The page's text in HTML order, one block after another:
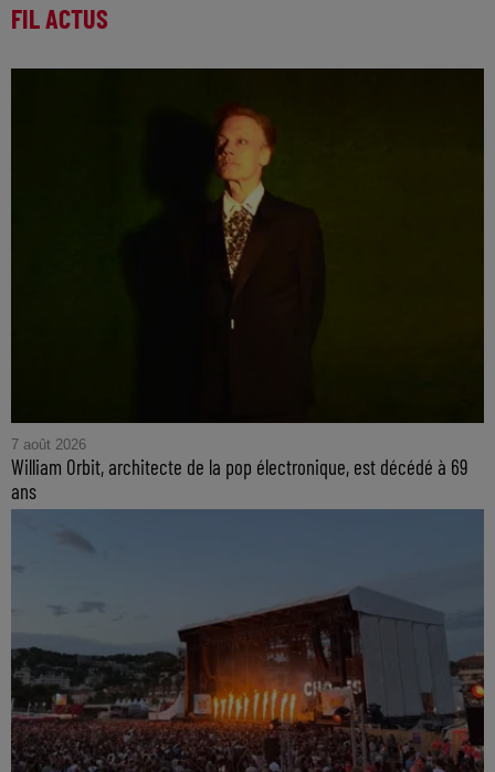
FIL ACTUS
7 août 2026
William Orbit, architecte de la pop électronique, est décédé à 69
ans